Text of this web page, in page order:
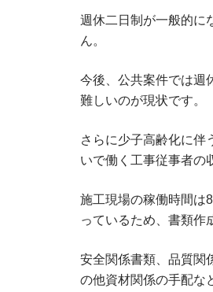
週休二日制が一般的に
ん。
今後、公共案件では週
難しいのが現状です。
さらに少子高齢化に伴
いで働く工事従事者の
施工現場の稼働時間は
っているため、書類作
安全関係書類、品質関
の他資材関係の手配な